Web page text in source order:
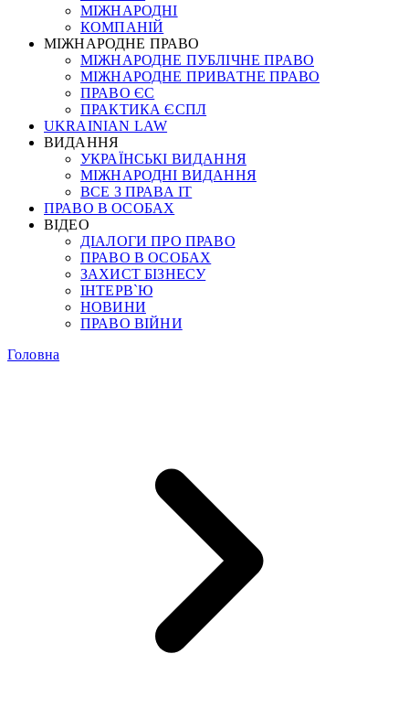
МІЖНАРОДНІ
КОМПАНІЙ
МІЖНАРОДНЕ ПРАВО
МІЖНАРОДНЕ ПУБЛІЧНЕ ПРАВО
МІЖНАРОДНЕ ПРИВАТНЕ ПРАВО
ПРАВО ЄС
ПРАКТИКА ЄСПЛ
UKRAINIAN LAW
ВИДАННЯ
УКРАЇНСЬКІ ВИДАННЯ
МІЖНАРОДНІ ВИДАННЯ
ВСЕ З ПРАВА ІТ
ПРАВО В ОСОБАХ
ВІДЕО
ДІАЛОГИ ПРО ПРАВО
ПРАВО В ОСОБАХ
ЗАХИСТ БІЗНЕСУ
ІНТЕРВ`Ю
НОВИНИ
ПРАВО ВІЙНИ
Головна